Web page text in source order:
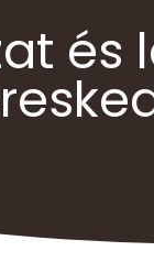
简
ไทย
és